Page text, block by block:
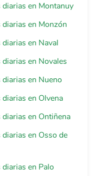
en Montanuy
en Monzón
en Naval
en Novales
en Nueno
en Olvena
en Ontiñena
en Osso de
en Palo